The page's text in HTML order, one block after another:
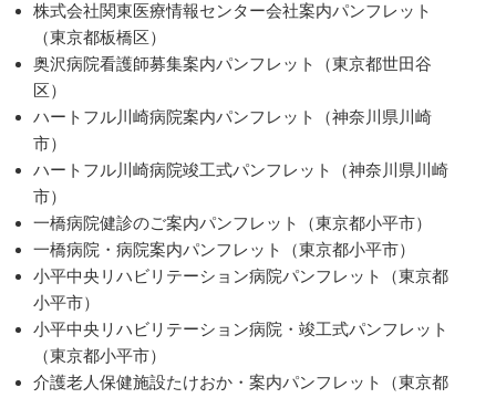
株式会社関東医療情報センター会社案内パンフレット
（東京都板橋区）
奥沢病院看護師募集案内パンフレット（東京都世田谷
区）
ハートフル川崎病院案内パンフレット（神奈川県川崎
市）
ハートフル川崎病院竣工式パンフレット（神奈川県川崎
市）
一橋病院健診のご案内パンフレット（東京都小平市）
一橋病院・病院案内パンフレット（東京都小平市）
小平中央リハビリテーション病院パンフレット（東京都
小平市）
小平中央リハビリテーション病院・竣工式パンフレット
（東京都小平市）
介護老人保健施設たけおか・案内パンフレット（東京都